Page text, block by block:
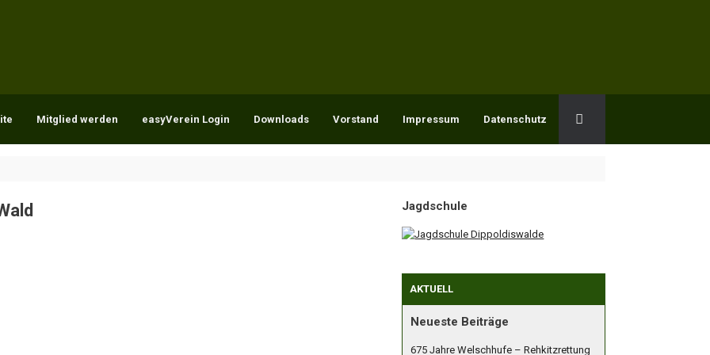
Mitglied werden easyVerein Login Downloads Vorstand Impressum Datenschutz
Jagdschule
AKTUELL
Neueste Beiträge
675 Jahre Welschhufe – Rehkitzrettung